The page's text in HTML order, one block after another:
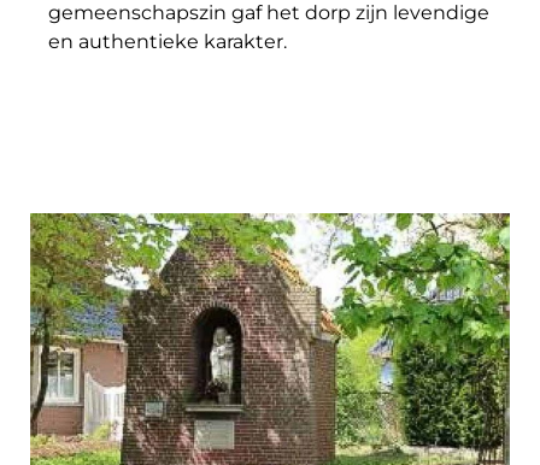
gemeenschapszin gaf het dorp zijn levendige
en authentieke karakter.